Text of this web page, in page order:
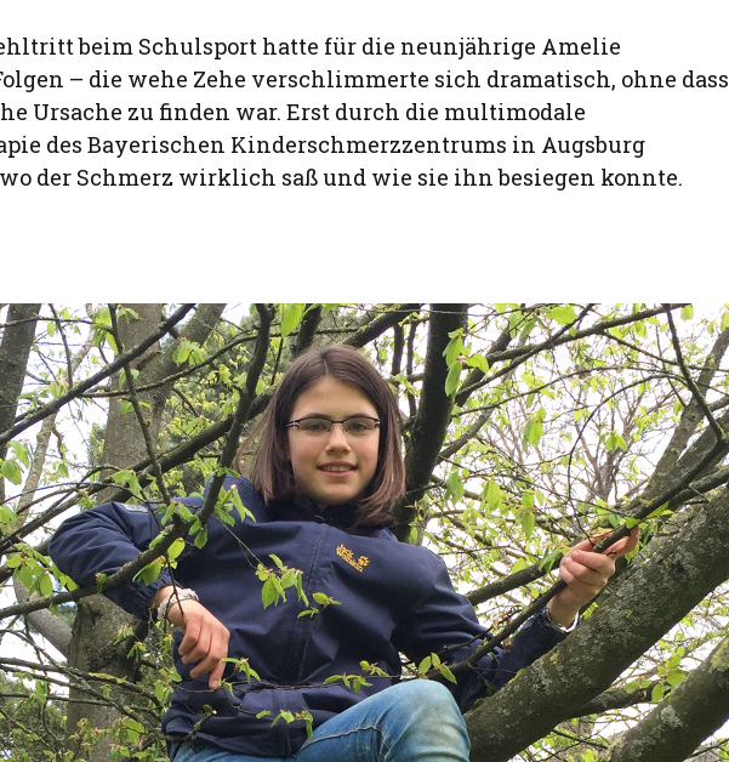
beim Schulsport hatte für die neunjährige Amelie
– die wehe Zehe verschlimmerte sich dramatisch, ohne dass
Ursache zu finden war. Erst durch die multimodale
des Bayerischen Kinderschmerzzentrums in Augsburg
der Schmerz wirklich saß und wie sie ihn besiegen konnte.